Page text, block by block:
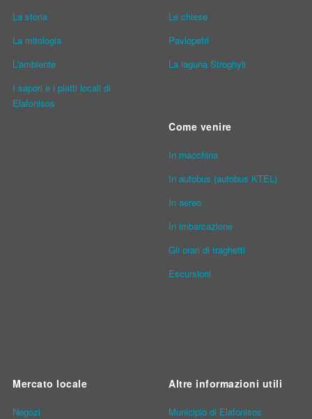
La storia
La mitologia
L'ambiente
I sapori e i piatti locali di
Elafonisos
Le chiese
Pavlopetri
La laguna Stroghyli
Come venire
In macchina
In autobus (autobus KTEL)
In aereo
In imbarcazione
Gli orari di traghetti
Escursioni
Mercato locale
Νegozi
Altre informazioni utili
Municipio di Elafonisos